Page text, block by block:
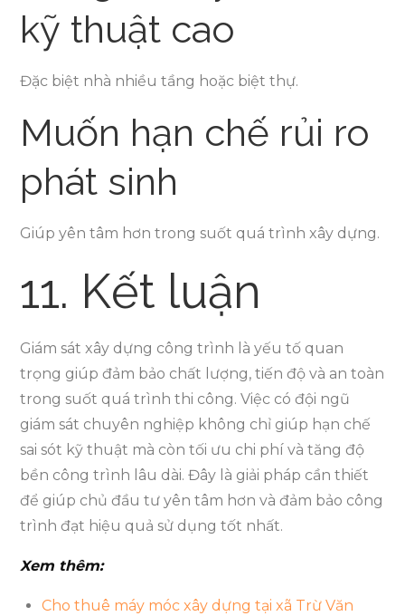
kỹ thuật cao
Đặc biệt nhà nhiều tầng hoặc biệt thự.
Muốn hạn chế rủi ro
phát sinh
Giúp yên tâm hơn trong suốt quá trình xây dựng.
11. Kết luận
Giám sát xây dựng công trình là yếu tố quan
trọng giúp đảm bảo chất lượng, tiến độ và an toàn
trong suốt quá trình thi công. Việc có đội ngũ
giám sát chuyên nghiệp không chỉ giúp hạn chế
sai sót kỹ thuật mà còn tối ưu chi phí và tăng độ
bền công trình lâu dài. Đây là giải pháp cần thiết
để giúp chủ đầu tư yên tâm hơn và đảm bảo công
trình đạt hiệu quả sử dụng tốt nhất.
Xem thêm:
Cho thuê máy móc xây dựng tại xã Trừ Văn